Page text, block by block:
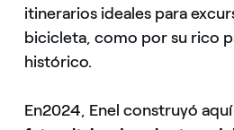
itinerarios ideales para
bicicleta, como por su rico
histórico.
En2024, Enel construyó